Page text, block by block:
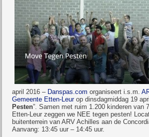
april 2016 – Danspas.com organiseert i.s.m.
Gemeente Etten-Leurop dinsdagmiddag 19
Pesten”. Samen met ruim 1.200 kinderen van
Etten-Leur zeggen we NEE tegen pesten!
buitenterrein van ARV Achilles aan de
Aanvang: 13:45 uur – 14:45 uur.